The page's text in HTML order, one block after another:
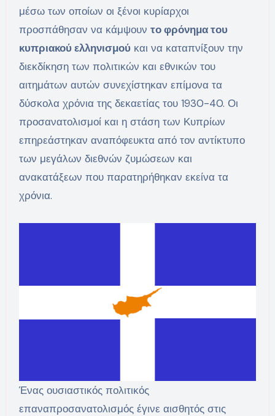
μέσω των οποίων οι ξένοι κυρίαρχοι
προσπάθησαν να κάμψουν το φρόνημα του
κυπριακού ελληνισμούκαι να καταπνίξουν την
διεκδίκηση των πολιτικών και εθνικών του
αιτημάτων αυτών συνεχίστηκαν επίμονα τα
δύσκολα χρόνια της δεκαετίας του 1930-40. Οι
προσανατολισμοί και η στάση των Κυπρίων
επηρεάστηκαν αναπόφευκτα από τον αντίκτυπο
των μεγάλων διεθνών ζυμώσεων και
ανακατάξεων που παρατηρήθηκαν εκείνα τα
χρόνια.
Ένας ουσιαστικός πολιτικός
επαναπροσανατολισμός έγινε αισθητός στις